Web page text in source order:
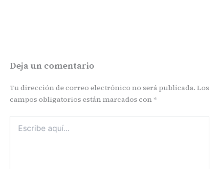
Deja un comentario
Tu dirección de correo electrónico no será publicada. Los
campos obligatorios están marcados con *
aquí...